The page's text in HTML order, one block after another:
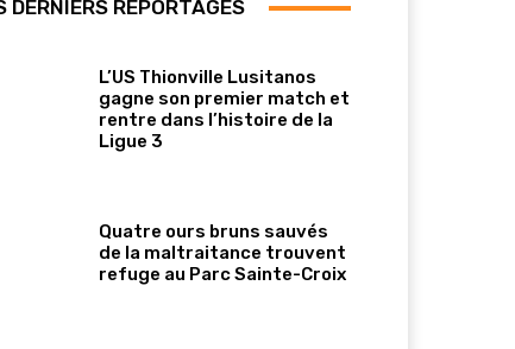
DERNIERS REPORTAGES
L’US Thionville Lusitanos
gagne son premier match et
rentre dans l’histoire de la
Ligue 3
Quatre ours bruns sauvés
de la maltraitance trouvent
refuge au Parc Sainte-Croix